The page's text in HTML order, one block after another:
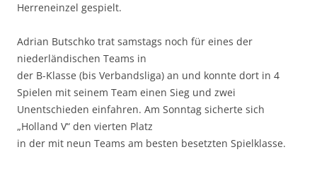
Herreneinzel gespielt.
Adrian Butschko trat samstags noch für eines der
niederländischen Teams in
der B-Klasse (bis Verbandsliga) an und konnte dort in 4
Spielen mit seinem Team einen Sieg und zwei
Unentschieden einfahren. Am Sonntag sicherte sich
„Holland V“ den vierten Platz
in der mit neun Teams am besten besetzten Spielklasse.